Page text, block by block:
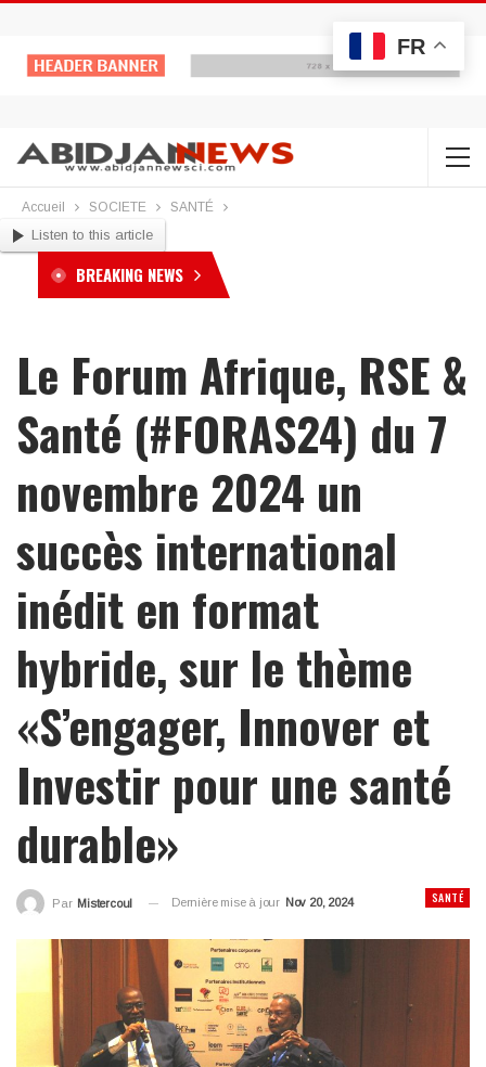
Accueil SOCIETE SANTÉ
Listen to this article
BREAKING NEWS
Le Forum Afrique, RSE &
Santé (#FORAS24) du 7
novembre 2024 un
succès international
inédit en format
hybride, sur le thème
«S’engager, Innover et
Investir pour une santé
durable»
SANTÉ
Par Mistercoul Dernière mise à jour Nov 20, 2024
FR